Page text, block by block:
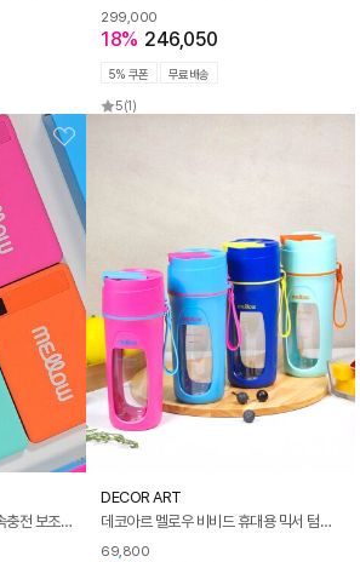
299,000
18% 246,050
5% 쿠폰 무료배송
5(1)
데코아르 멜로우 맥세이프 고속충전 보조배터리 (애플워치 맥세이프 충전 지원)
DECOR ART
데코아르 멜로우 비비드 휴대용 믹서 텀블러 (본품+빨대)
69,800